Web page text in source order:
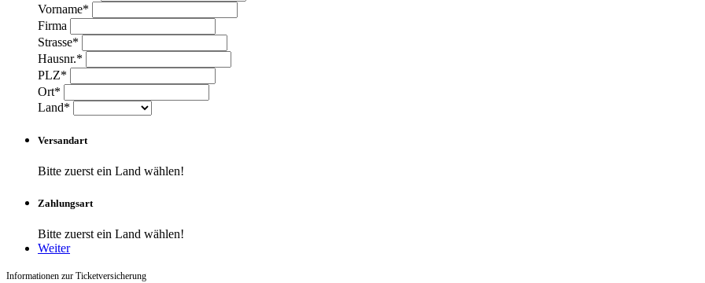
Vorname*
Firma
Strasse*
Hausnr.*
PLZ*
Ort*
Land*
Versandart
Bitte zuerst ein Land wählen!
Zahlungsart
Bitte zuerst ein Land wählen!
Weiter
Informationen zur Ticketversicherung